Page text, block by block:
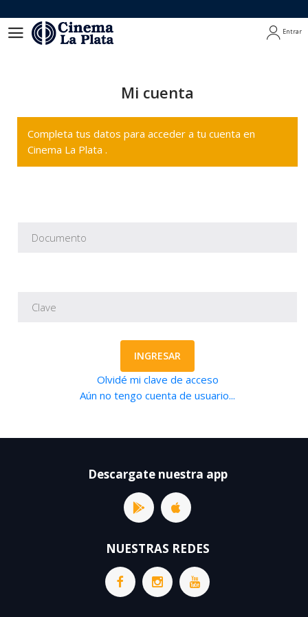
Entrar
Mi cuenta
Completa tus datos para acceder a tu cuenta en
Cinema La Plata .
INGRESAR
Olvidé mi clave de acceso
Aún no tengo cuenta de usuario...
Descargate nuestra app
NUESTRAS REDES